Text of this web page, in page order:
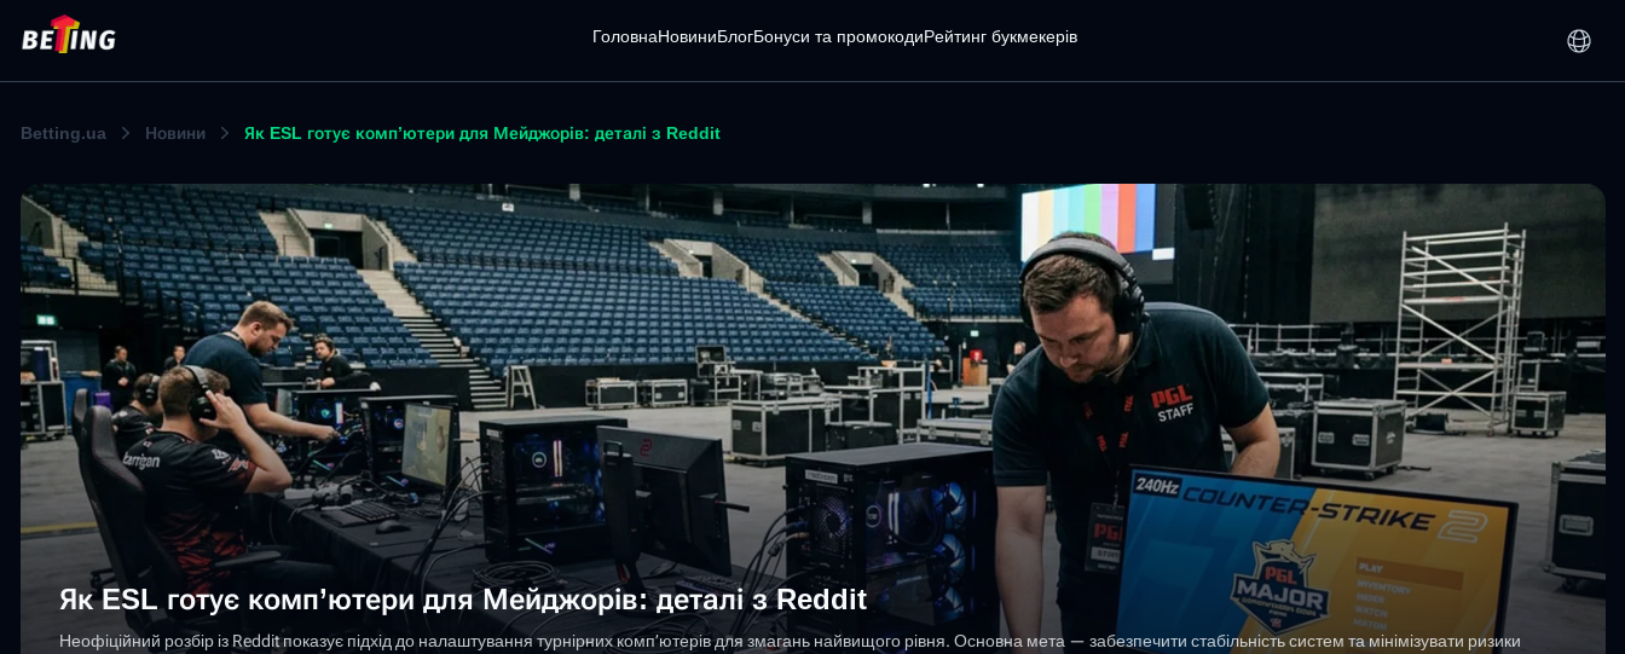
ГоловнаНовиниБлогБонуси та промокодиPейтинг букмекерів
Betting.ua Новини Як ESL готує комп’ютери для Мейджорів: деталі з Reddit
Як ESL готує комп’ютери для Мейджорів: деталі з Reddit
Неофіційний розбір із Reddit показує підхід до налаштування турнірних комп’ютерів для змагань найвищого рівня. Основна мета — забезпечити стабільність систем та мінімізувати ризики